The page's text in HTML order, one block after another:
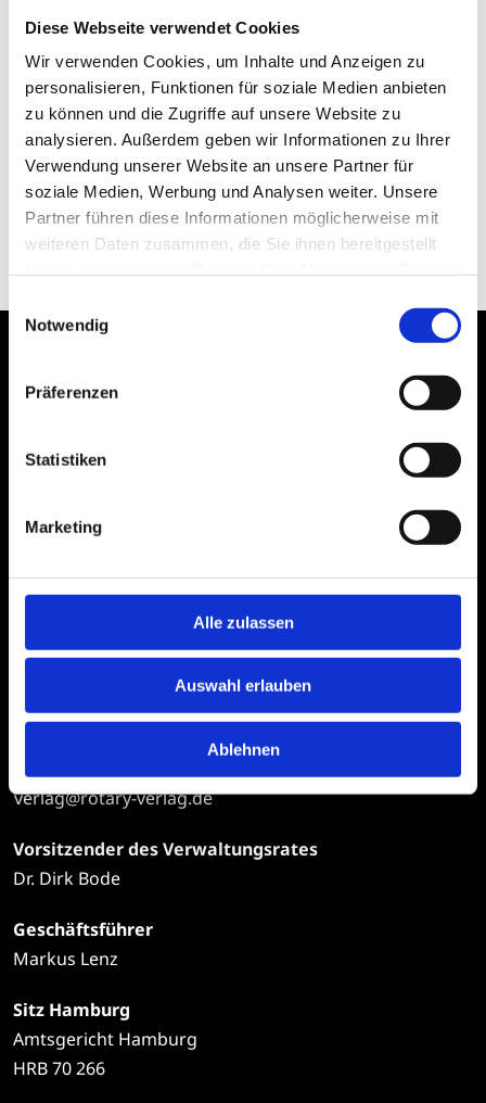
Diese Webseite verwendet Cookies
Wir verwenden Cookies, um Inhalte und Anzeigen zu
personalisieren, Funktionen für soziale Medien anbieten
zu können und die Zugriffe auf unsere Website zu
analysieren. Außerdem geben wir Informationen zu Ihrer
Verwendung unserer Website an unsere Partner für
soziale Medien, Werbung und Analysen weiter. Unsere
Partner führen diese Informationen möglicherweise mit
weiteren Daten zusammen, die Sie ihnen bereitgestellt
Notwendig
Präferenzen
Statistiken
Marketing
Alle zulassen
Auswahl erlauben
Ablehnen
Datum
Mittwoch, 08.07.2026 -
Sonntag, 30.08.2026
Veranstaltungsort
Brandenburg
iCalendar
Termin exportieren
Barrierefreiheit
Verlag
Rotary Verlags GmbH
+4940 | 34 99 97-0
E-Mail
verlag@rotary-verlag.de
Vorsitzender des Verwaltungsrates
Dr. Dirk Bode
Geschäftsführer
Markus Lenz
Sitz Hamburg
Amtsgericht Hamburg
HRB 70 266